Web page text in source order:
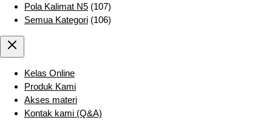
Pola Kalimat N5 (107)
Semua Kategori (106)
Kelas Online
Produk Kami
Akses materi
Kontak kami (Q&A)